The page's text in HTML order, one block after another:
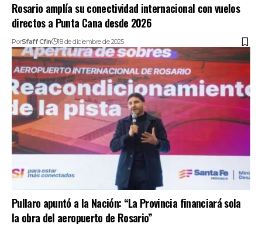
Rosario amplía su conectividad internacional con vuelos
directos a Punta Cana desde 2026
PorSfaff Cfin 18 de diciembre de 2025
Pullaro apuntó a la Nación: “La Provincia financiará sola
la obra del aeropuerto de Rosario”